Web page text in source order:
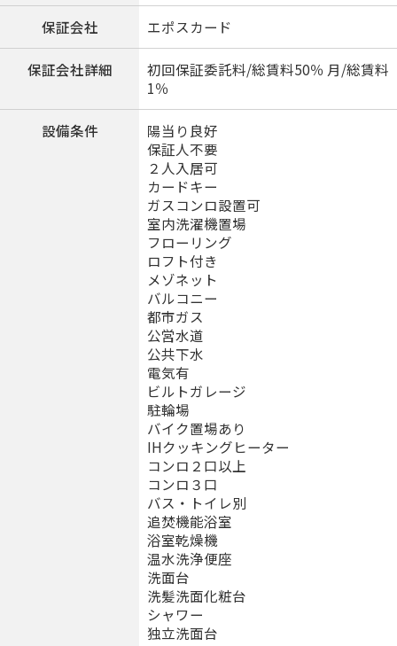
保証会社 エポスカード
保証会社詳細
初回保証委託料/総賃料50％ 月/総賃料
1％
設備条件
陽当り良好
保証人不要
２人入居可
カードキー
ガスコンロ設置可
室内洗濯機置場
フローリング
ロフト付き
メゾネット
バルコニー
都市ガス
公営水道
公共下水
電気有
ビルトガレージ
駐輪場
バイク置場あり
IHクッキングヒーター
コンロ２口以上
コンロ３口
バス・トイレ別
追焚機能浴室
浴室乾燥機
温水洗浄便座
洗面台
洗髪洗面化粧台
シャワー
独立洗面台